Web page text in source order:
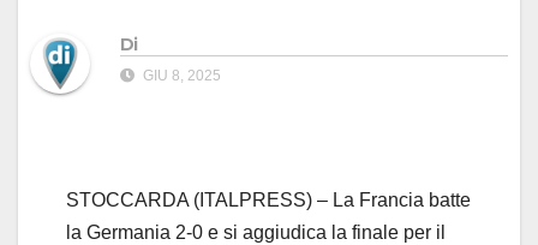
Di
GIU 8, 2025
STOCCARDA (ITALPRESS) – La Francia batte
la Germania 2-0 e si aggiudica la finale per il